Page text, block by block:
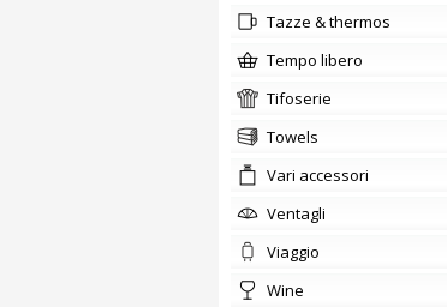
tazze & thermos
tempo libero
tifoserie
Towels
Vari accessori
ventagli
viaggio
wine